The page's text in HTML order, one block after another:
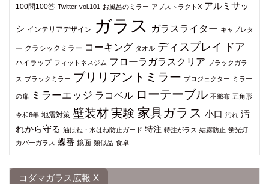
100問100答 Twitter vol.101 お風呂のミラー アブストラクトX アルミサッ
シ インテリアデザイン ガラス ガラスライター キャブレタ
ー クラシックミラー コーキング タオル ディスプレイ ドア
ハイラップ フィットネスジム フローラガラスクリア ブラックガラ
ス ブラックミラー ブリリアントミラー プロジェクター ミラー
の扉 ミラーエッジ ラコベル ローテーブル 不織布 五角形
令和6年 地震対策 壁装材実験 家具ガラス 小口 汚れ 汚
れから守る 油はね・水はね防止ガード 特注 特注がラス 結露防止 蛍光灯
カバーガラス 蝶番 鏡面 類似品 食卓
コダマガラス広報 X